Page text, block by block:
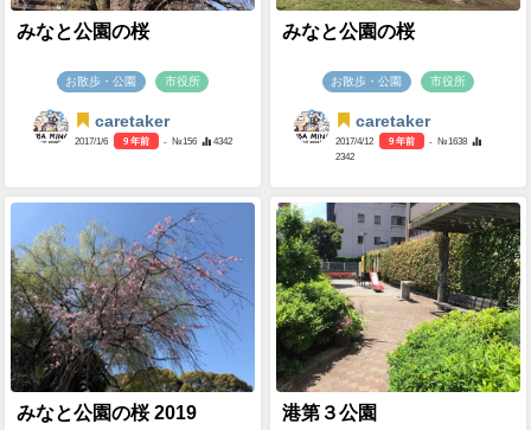
みなと公園の桜
お散歩・公園 市役所
caretaker
2017/1/6 9 年前 - №156 4342
みなと公園の桜
お散歩・公園 市役所
caretaker
2017/4/12 9 年前
- №1638
2342
みなと公園の桜 2019 港第３公園